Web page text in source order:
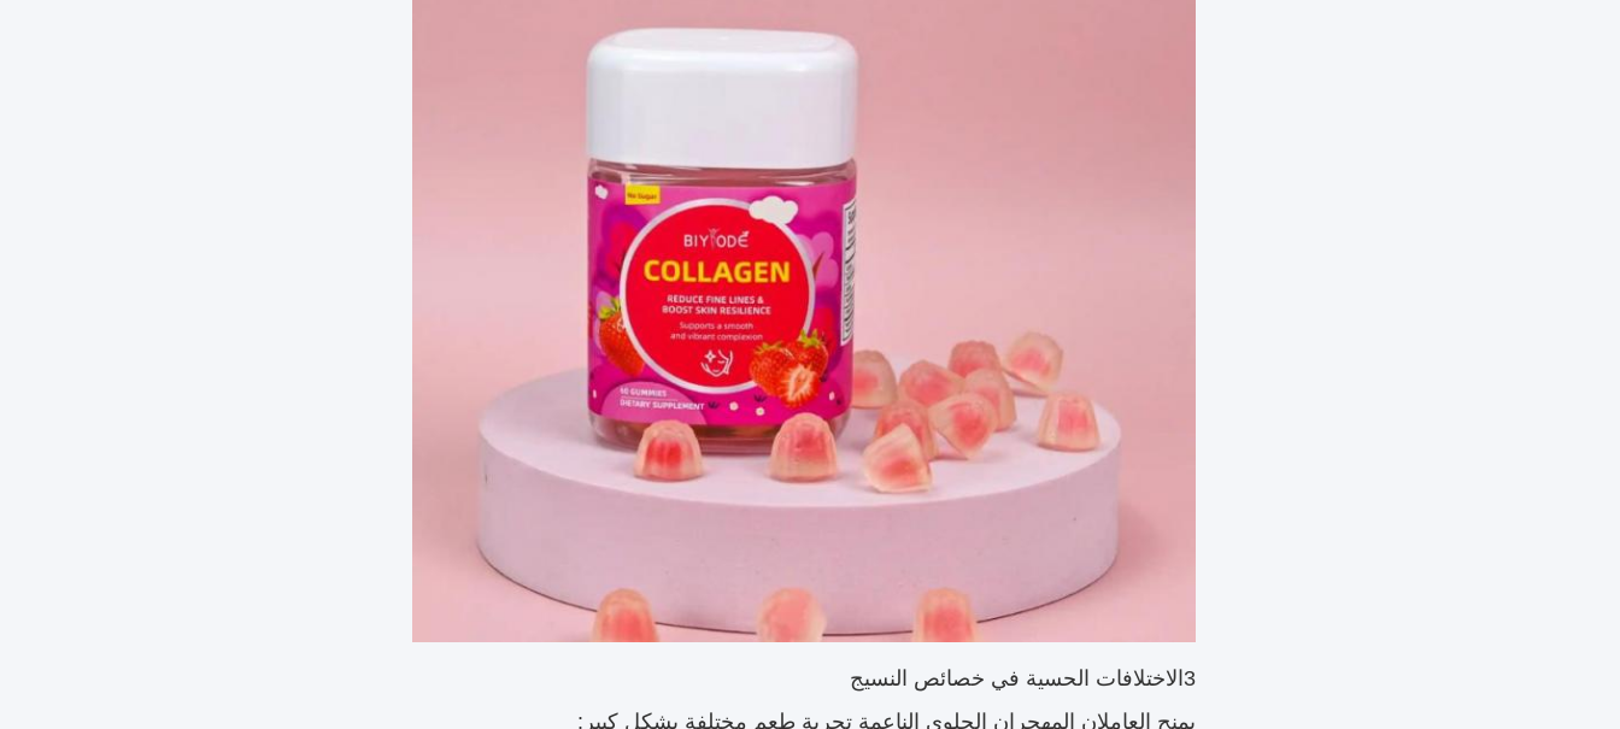
3الاختلافات الحسية في خصائص النسيج
يمنح العاملان المهجران الحلوى الناعمة تجربة طعم مختلفة بشكل كبير: